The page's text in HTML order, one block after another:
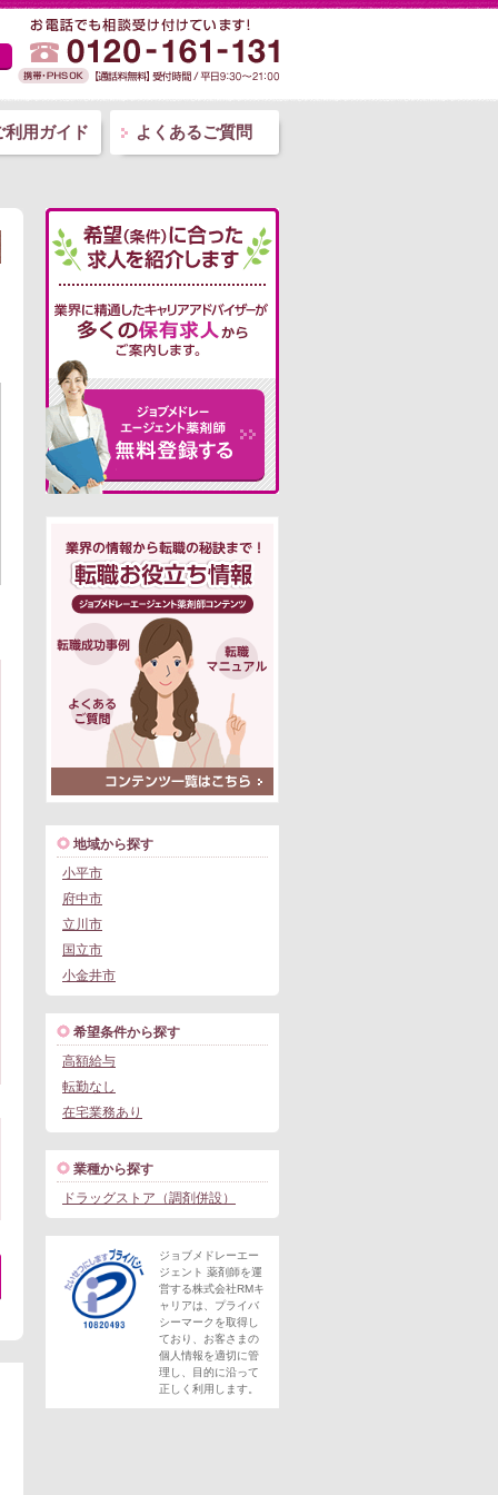
利用ガイド よくあるご質問
地域から探す
小平市
府中市
立川市
国立市
小金井市
希望条件から探す
高額給与
転勤なし
在宅業務あり
業種から探す
ドラッグストア（調剤併設）
ジョブメドレーエー
ジェント 薬剤師を運
営する株式会社RMキ
ャリアは、プライバ
シーマークを取得し
ており、お客さまの
個人情報を適切に管
理し、目的に沿って
正しく利用します。